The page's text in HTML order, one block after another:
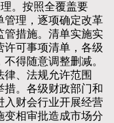
。按照全覆盖要
管理，逐项确定改革
管措施。清单实施实
许可事项清单，各级
得随意调整删减。
、法规允许范围
措。各级财政部门和
入财会行业开展经营
变相审批造成市场分